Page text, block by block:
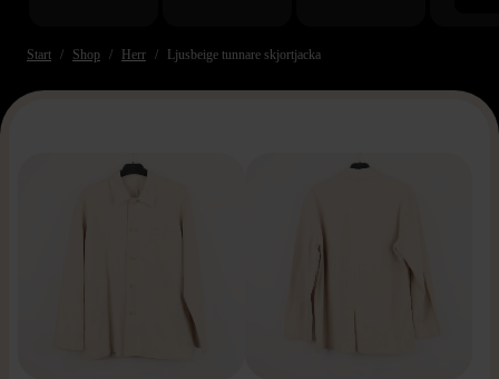
Start Shop Herr Ljusbeige tunnare skjortjacka